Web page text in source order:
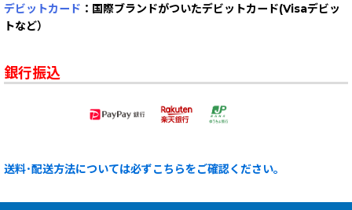
デビットカード ：国際ブランドがついたデビットカード(Visaデビッ
トなど）
銀行振込
送料･配送方法については必ずこちらをご確認ください。